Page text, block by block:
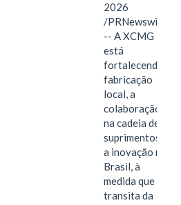
2026
/PRNewswire/
-- A XCMG
está
fortalecendo a
fabricação
local, a
colaboração
na cadeia de
suprimentos e
a inovação no
Brasil, à
medida que
transita da